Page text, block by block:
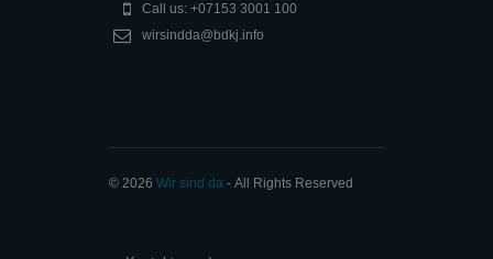
Call us: +07153 3001 100
wirsindda@bdkj.info
© 2026 Wir sind da ‐ All Rights Reserved